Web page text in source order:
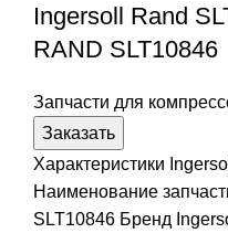
Ingersoll Rand
RAND SLT10846
Запчасти для
Заказать
Характеристики
Наименование
SLT10846 Бренд